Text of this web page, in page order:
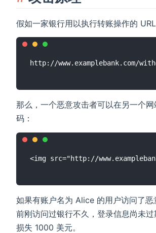
假如一家银行用以执行转账操作的
那么，一个恶意攻击者可以在另一个
码：
如果有账户名为 Alice 的用户访问了恶
前刚访问过银行不久，登录信息尚未
损失 1000 美元。